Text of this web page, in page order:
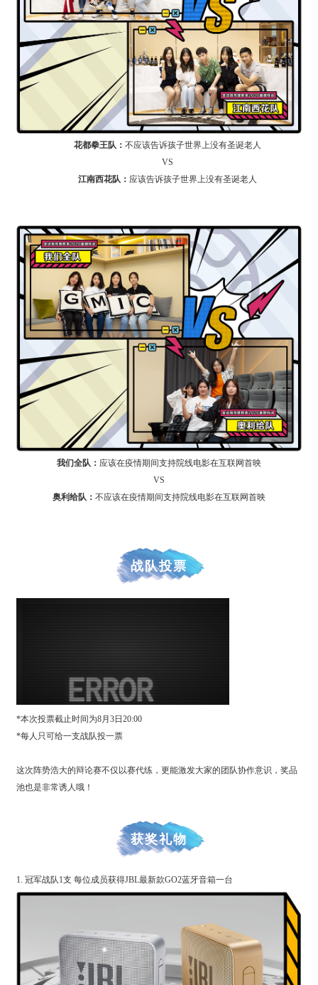
花都拳王队： 不应该告诉孩子世界上没有圣诞老人
VS
江南西花队： 应该告诉孩子世界上没有圣诞老人
我们全队： 应该在疫情期间支持院线电影在互联网首映
VS
奥利给队： 不应该在疫情期间支持院线电影在互联网首映
战队投票
*本次投票截止时间为8月3日20:00
*每人只可给一支战队投一票
这次阵势浩大的辩论赛不仅以赛代练，更能激发大家的团队协作意识，奖品
池也是非常诱人哦！
获奖礼物
1. 冠军战队1支 每位成员获得JBL最新款GO2蓝牙音箱一台